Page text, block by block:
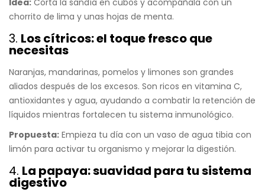
Idea: Corta la sandía en cubos y acompáñala con un
chorrito de lima y unas hojas de menta.
3. Los cítricos: el toque fresco que
necesitas
Naranjas, mandarinas, pomelos y limones son grandes
aliados después de los excesos. Son ricos en vitamina C,
antioxidantes y agua, ayudando a combatir la retención de
líquidos mientras fortalecen tu sistema inmunológico.
Propuesta: Empieza tu día con un vaso de agua tibia con
limón para activar tu organismo y mejorar la digestión.
4. La papaya: suavidad para tu sistema
digestivo